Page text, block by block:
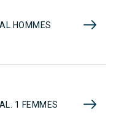
HOMMES
1 FEMMES